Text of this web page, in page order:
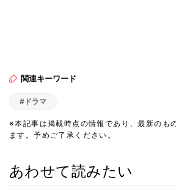
関連キーワード
#ドラマ
※本記事は掲載時点の情報であり、最新のも
ます。予めご了承ください。
あわせて読みたい